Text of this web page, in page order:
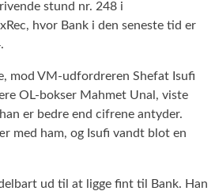
stund nr. 248 i
hvor Bank i den seneste tid er
mod VM-udfordreren Shefat Isufi
OL-bokser Mahmet Unal, viste
er bedre end cifrene antyder.
med ham, og Isufi vandt blot en
ud til at ligge fint til Bank. Han